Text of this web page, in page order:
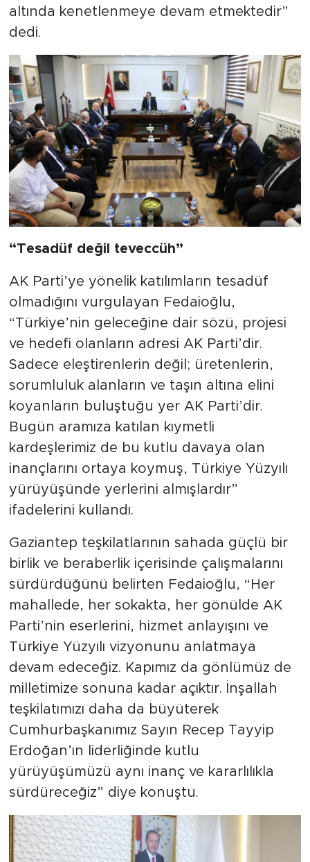
altında kenetlenmeye devam etmektedir”
dedi.
“Tesadüf değil teveccüh”
AK Parti’ye yönelik katılımların tesadüf
olmadığını vurgulayan Fedaioğlu,
“Türkiye’nin geleceğine dair sözü, projesi
ve hedefi olanların adresi AK Parti’dir.
Sadece eleştirenlerin değil; üretenlerin,
sorumluluk alanların ve taşın altına elini
koyanların buluştuğu yer AK Parti’dir.
Bugün aramıza katılan kıymetli
kardeşlerimiz de bu kutlu davaya olan
inançlarını ortaya koymuş, Türkiye Yüzyılı
yürüyüşünde yerlerini almışlardır”
ifadelerini kullandı.
Gaziantep teşkilatlarının sahada güçlü bir
birlik ve beraberlik içerisinde çalışmalarını
sürdürdüğünü belirten Fedaioğlu, “Her
mahallede, her sokakta, her gönülde AK
Parti’nin eserlerini, hizmet anlayışını ve
Türkiye Yüzyılı vizyonunu anlatmaya
devam edeceğiz. Kapımız da gönlümüz de
milletimize sonuna kadar açıktır. İnşallah
teşkilatımızı daha da büyüterek
Cumhurbaşkanımız Sayın Recep Tayyip
Erdoğan’ın liderliğinde kutlu
yürüyüşümüzü aynı inanç ve kararlılıkla
sürdüreceğiz” diye konuştu.